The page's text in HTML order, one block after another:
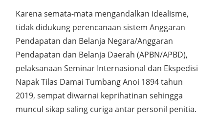
Karena semata-mata mengandalkan idealisme,
tidak didukung perencanaan sistem Anggaran
Pendapatan dan Belanja Negara/Anggaran
Pendapatan dan Belanja Daerah (APBN/APBD),
pelaksanaan Seminar Internasional dan Ekspedisi
Napak Tilas Damai Tumbang Anoi 1894 tahun
2019, sempat diwarnai keprihatinan sehingga
muncul sikap saling curiga antar personil penitia.